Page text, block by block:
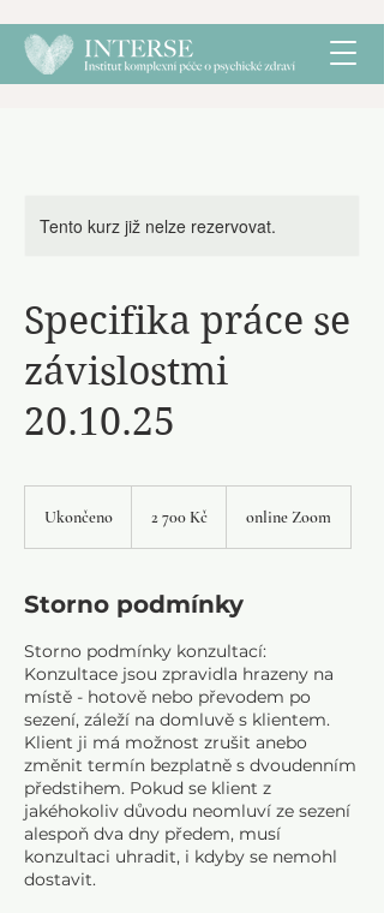
Tento kurz již nelze rezervovat.
Specifika práce se
závislostmi
20.10.25
Ukončeno
n
o
korun2 700 Kč online Zoom
Storno podmínky
Storno podmínky konzultací:
Konzultace jsou zpravidla hrazeny na
místě - hotově nebo převodem po
sezení, záleží na domluvě s klientem.
Klient ji má možnost zrušit anebo
změnit termín bezplatně s dvoudenním
předstihem. Pokud se klient z
jakéhokoliv důvodu neomluví ze sezení
alespoň dva dny předem, musí
konzultaci uhradit, i kdyby se nemohl
dostavit.